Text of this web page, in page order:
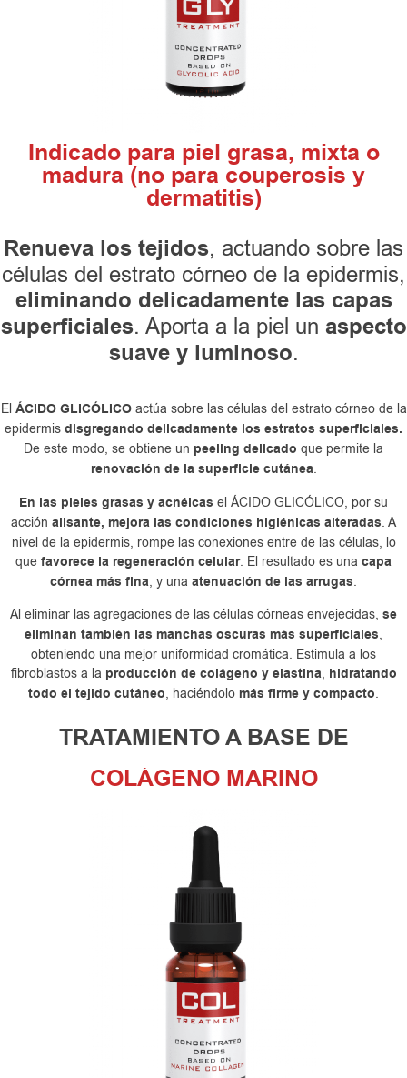
Indicado para piel grasa, mixta o
madura (no para couperosis y
dermatitis)
Renueva los tejidos, actuando sobre las
células del estrato córneo de la epidermis,
eliminando delicadamente las capas
superficiales. Aporta a la piel un aspecto
suave y luminoso.
El ÁCIDO GLICÓLICOactúa sobre las células del estrato córneo de la
epidermis disgregando delicadamente los estratos superficiales.
De este modo, se obtiene un peeling delicado que permite la
renovación de la superficie cutánea.
En las pieles grasas y acnéicas el ÁCIDO GLICÓLICO, por su
acción alisante, mejora las condiciones higiénicas alteradas. A
nivel de la epidermis, rompe las conexiones entre de las células, lo
que favorece la regeneración celular. El resultado es una capa
córnea más fina, y una atenuación de las arrugas.
Al eliminar las agregaciones de las células córneas envejecidas, se
eliminan también las manchas oscuras más superficiales,
obteniendo una mejor uniformidad cromática. Estimula a los
fibroblastos a la producción de colágeno y elastina, hidratando
todo el tejido cutáneo, haciéndolo más firme y compacto.
TRATAMIENTO A BASE DE
COLÁGENO MARINO